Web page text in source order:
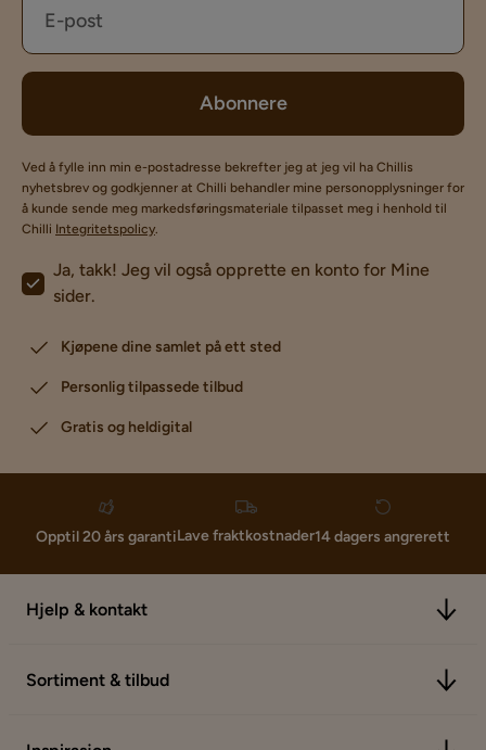
Abonnere
Ved å fylle inn min e-postadresse bekrefter jeg at jeg vil ha Chillis
nyhetsbrev og godkjenner at Chilli behandler mine personopplysninger for
å kunde sende meg markedsføringsmateriale tilpasset meg i henhold til
Chilli Integritetspolicy.
Ja, takk! Jeg vil også opprette en konto for Mine
sider.
Kjøpene dine samlet på ett sted
Personlig tilpassede tilbud
Gratis og heldigital
Opptil 20 års garantiLave fraktkostnader14 dagers angrerett
Hjelp & kontakt
Sortiment & tilbud